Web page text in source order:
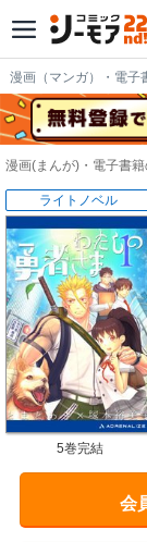
漫画（マンガ）・電子
漫画(まんが)・電子書
ライトノベル
5巻完結
会